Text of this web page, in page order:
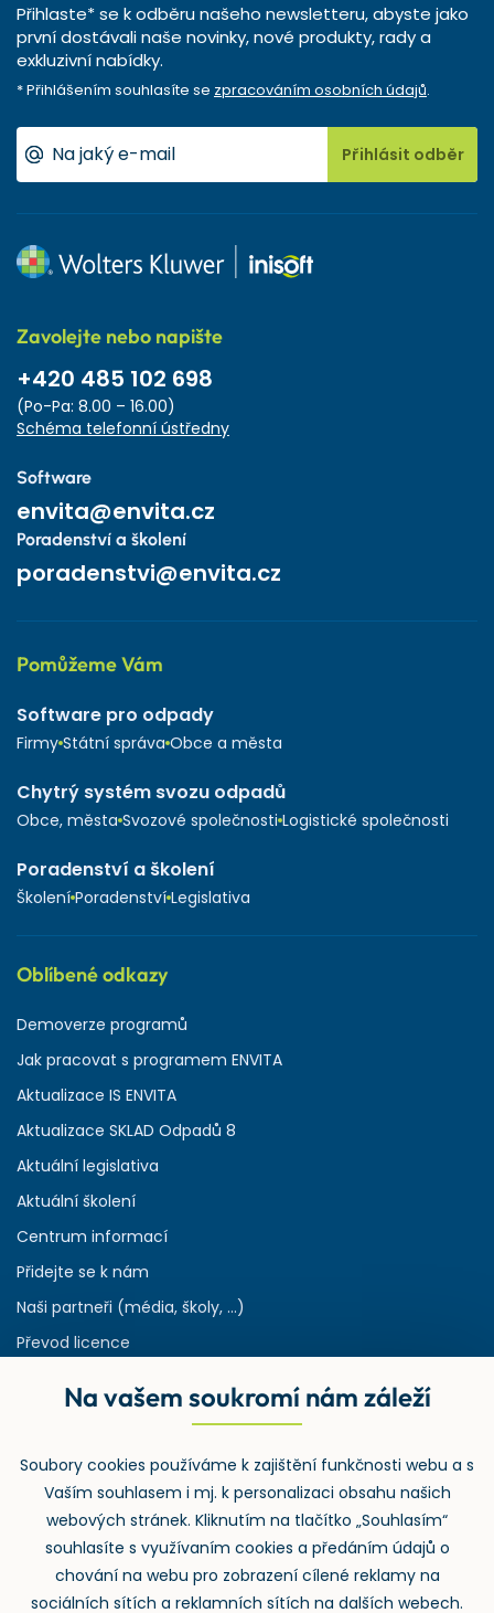
Přihlaste* se k odběru našeho newsletteru, abyste jako
první dostávali naše novinky, nové produkty, rady a
exkluzivní nabídky.
* Přihlášením souhlasíte se zpracováním osobních údajů.
Přihlásit odběr
Zavolejte nebo napište
+420 485 102 698
(Po-Pa: 8.00 – 16.00)
Schéma telefonní ústředny
Software
envita@envita.cz
Poradenství a školení
poradenstvi@envita.cz
Pomůžeme Vám
Software pro odpady
Firmy Státní správa Obce a města
Chytrý systém svozu odpadů
Obce, města Svozové společnosti Logistické společnosti
Poradenství a školení
Školení Poradenství Legislativa
Oblíbené odkazy
Demoverze programů
Jak pracovat s programem ENVITA
Aktualizace IS ENVITA
Aktualizace SKLAD Odpadů 8
Aktuální legislativa
Aktuální školení
Centrum informací
Přidejte se k nám
Naši partneři (média, školy, ...)
Převod licence
Rejstřík používaných zkratek v odpadech
Zpětný odběr
Na vašem soukromí nám záleží
Soubory cookies používáme k zajištění funkčnosti webu a s
Vaším souhlasem i mj. k personalizaci obsahu našich
webových stránek. Kliknutím na tlačítko „Souhlasím“
souhlasíte s využívaním cookies a předáním údajů o
chování na webu pro zobrazení cílené reklamy na
sociálních sítích a reklamních sítích na dalších webech.